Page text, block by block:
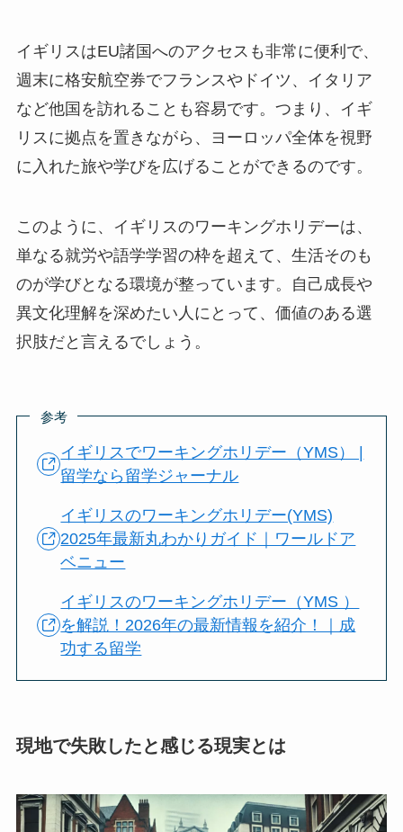
イギリスはEU諸国へのアクセスも非常に便利で、
週末に格安航空券でフランスやドイツ、イタリア
など他国を訪れることも容易です。つまり、イギ
リスに拠点を置きながら、ヨーロッパ全体を視野
に入れた旅や学びを広げることができるのです。
このように、イギリスのワーキングホリデーは、
単なる就労や語学学習の枠を超えて、生活そのも
のが学びとなる環境が整っています。自己成長や
異文化理解を深めたい人にとって、価値のある選
択肢だと言えるでしょう。
参考
イギリスでワーキングホリデー（YMS） |
留学なら留学ジャーナル
イギリスのワーキングホリデー(YMS)
2025年最新丸わかりガイド｜ワールドア
ベニュー
イギリスのワーキングホリデー（YMS ）
を解説！2026年の最新情報を紹介！｜成
功する留学
現地で失敗したと感じる現実とは